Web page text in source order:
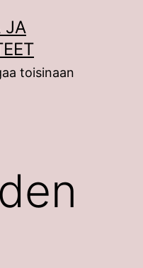
JA
toisinaan